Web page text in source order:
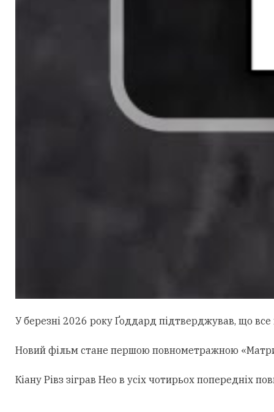
У березні 2026 року Ґоддард підтверджував, що все
Новий фільм стане першою повнометражною
Кіану Рівз зіграв Нео в усіх чотирьох попередніх